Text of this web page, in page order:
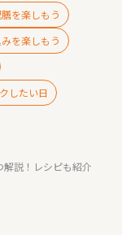
を楽しもう
を楽しもう
したい日
解説！レシピも紹介